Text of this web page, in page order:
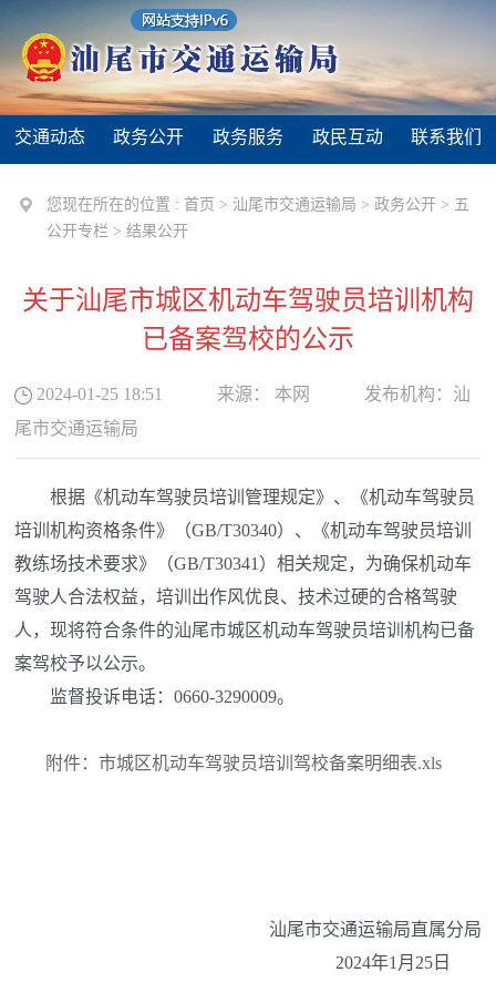
交通动态 政务公开 政务服务 政民互动 联系我们
您现在所在的位置 : 首页 > 汕尾市交通运输局 >政务公开 > 五
公开专栏 >结果公开
关于汕尾市城区机动车驾驶员培训机构
已备案驾校的公示
2024-01-25 18:51 来源： 本网 发布机构： 汕
尾市交通运输局
根据《机动车驾驶员培训管理规定》、《机动车驾驶员
培训机构资格条件》（GB/T30340）、《机动车驾驶员培训
教练场技术要求》（GB/T30341）相关规定，为确保机动车
驾驶人合法权益，培训出作风优良、技术过硬的合格驾驶
人，现将符合条件的汕尾市城区机动车驾驶员培训机构已备
案驾校予以公示。
监督投诉电话：0660-3290009。
附件：市城区机动车驾驶员培训驾校备案明细表.xls
汕尾市交通运输局直属分局
2024年1月25日